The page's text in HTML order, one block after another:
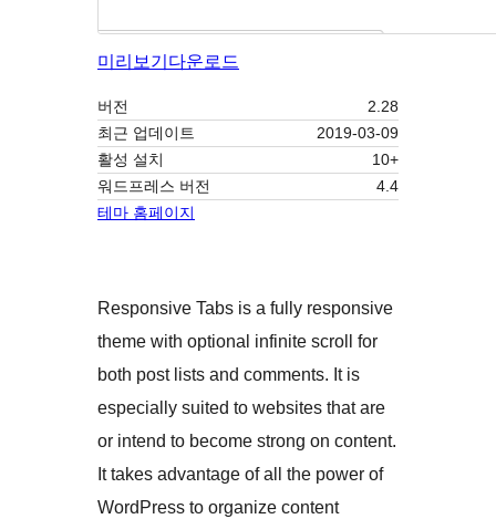
미리보기 다운로드
버전
2.28
최근 업데이트
2019-03-09
활성 설치
10+
워드프레스 버전
4.4
테마 홈페이지
Responsive Tabs is a fully responsive
theme with optional infinite scroll for
both post lists and comments. It is
especially suited to websites that are
or intend to become strong on content.
It takes advantage of all the power of
WordPress to organize content